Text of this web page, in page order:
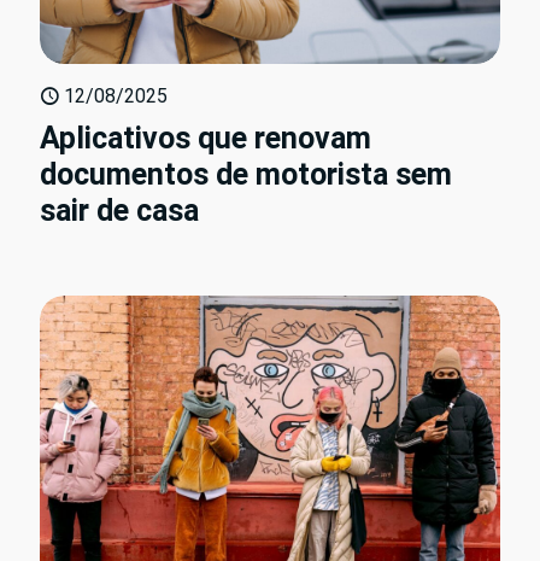
12/08/2025
Aplicativos que renovam
documentos de motorista sem
sair de casa